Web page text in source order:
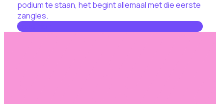
podium te staan, het begint allemaal met die eerste
zangles.
Lees hier